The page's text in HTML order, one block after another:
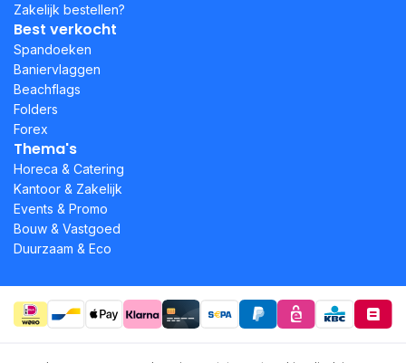
Zakelijk bestellen?
Best verkocht
Spandoeken
Baniervlaggen
Beachflags
Folders
Forex
Thema's
Horeca & Catering
Kantoor & Zakelijk
Events & Promo
Bouw & Vastgoed
Duurzaam & Eco